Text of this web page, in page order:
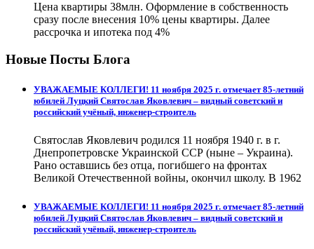
Цена квартиры 38млн. Оформление в собственность
сразу после внесения 10% цены квартиры. Далее
рассрочка и ипотека под 4%
Новые Посты Блога
УВАЖАЕМЫЕ КОЛЛЕГИ! 11 ноября 2025 г. отмечает 85-летний
юбилей Луцкий Святослав Яковлевич – видный советский и
российский учёный, инженер-строитель
Святослав Яковлевич родился 11 ноября 1940 г. в г.
Днепропетровске Украинской ССР (ныне – Украина).
Рано оставшись без отца, погибшего на фронтах
Великой Отечественной войны, окончил школу. В 1962
УВАЖАЕМЫЕ КОЛЛЕГИ! 11 ноября 2025 г. отмечает 85-летний
юбилей Луцкий Святослав Яковлевич – видный советский и
российский учёный, инженер-строитель